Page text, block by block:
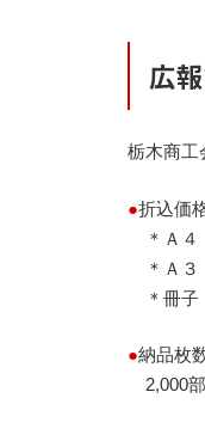
広
栃木商工
●折込価
＊Ａ４
＊Ａ３
＊冊子
●納品枚
2,000部